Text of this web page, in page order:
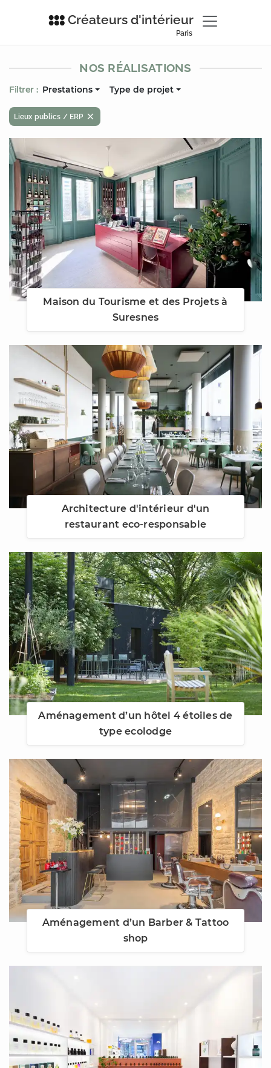
Créateurs d'intérieur
Paris
NOS RÉALISATIONS
Filtrer : Prestations Type de projet
Lieux publics / ERP
Maison du Tourisme et des Projets à
Suresnes
Architecture d'intérieur d'un
restaurant eco-responsable
Aménagement d’un hôtel 4 étoiles de
type ecolodge
Aménagement d’un Barber & Tattoo
shop